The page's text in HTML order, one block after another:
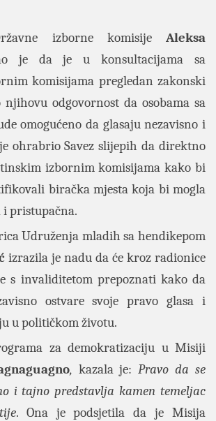
izborne komisijeAleksa
je da je u konsultacijama sa
komisijama pregledan zakonski
odgovornost da osobama sa
omogućeno da glasaju nezavisno i
ohrabrio Savez slijepih da direktno
izbornim komisijama kako bi
biračka mjesta koja bi mogla
pristupačna.
Udruženja mladih sa hendikepom
izrazila je nadu da će kroz radionice
s invaliditetom prepoznati kako da
ostvare svoje pravo glasa i
u političkom životu.
za demokratizaciju u Misiji
, kazala je:Pravo da se
i tajno predstavlja kamen temeljac
. Ona je podsjetila da je Misija